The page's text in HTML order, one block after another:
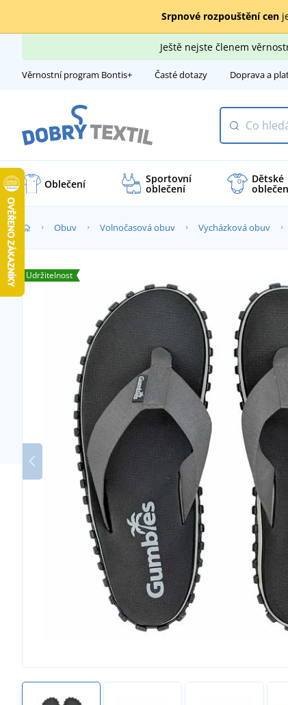
Srpnové rozpouštění cen
Ještě nejste členem
Věrnostní program Bontis+ Časté dotazy Doprava a
Oblečení Sportovní
oblečení
Dětské
Obuv Volnočasová obuv Vycházková obuv
Udržitelnost